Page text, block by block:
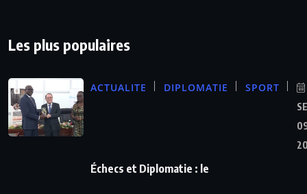
Les plus populaires
ACTUALITE DIPLOMATIE SPORT
Échecs et Diplomatie : le